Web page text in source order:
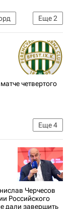
Еще2
четвертого
Еще4
Черчесов
Российского
дали завершить